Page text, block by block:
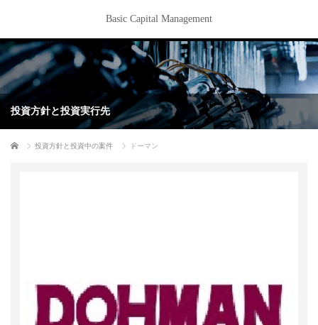
Basic Capital Management
投資方針と投資実行先
ホーム 投資方針と投資中の案件 ドーマン